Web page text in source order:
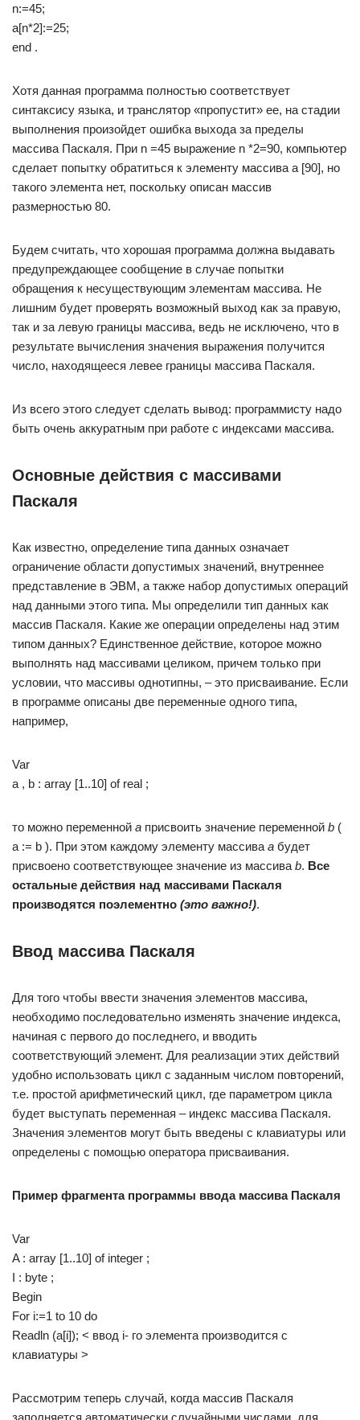
n:=45;
a[n*2]:=25;
end .
Хотя данная программа полностью соответствует
синтаксису языка, и транслятор «пропустит» ее, на стадии
выполнения произойдет ошибка выхода за пределы
массива Паскаля. При n =45 выражение n *2=90, компьютер
сделает попытку обратиться к элементу массива a [90], но
такого элемента нет, поскольку описан массив
размерностью 80.
Будем считать, что хорошая программа должна выдавать
предупреждающее сообщение в случае попытки
обращения к несуществующим элементам массива. Не
лишним будет проверять возможный выход как за правую,
так и за левую границы массива, ведь не исключено, что в
результате вычисления значения выражения получится
число, находящееся левее границы массива Паскаля.
Из всего этого следует сделать вывод: программисту надо
быть очень аккуратным при работе с индексами массива.
Основные действия с массивами
Паскаля
Как известно, определение типа данных означает
ограничение области допустимых значений, внутреннее
представление в ЭВМ, а также набор допустимых операций
над данными этого типа. Мы определили тип данных как
массив Паскаля. Какие же операции определены над этим
типом данных? Единственное действие, которое можно
выполнять над массивами целиком, причем только при
условии, что массивы однотипны, – это присваивание. Если
в программе описаны две переменные одного типа,
например,
Var
a , b : array [1..10] of real ;
то можно переменной a присвоить значение переменной b (
a := b ). При этом каждому элементу массива a будет
присвоено соответствующее значение из массива b. Все
остальные действия над массивами Паскаля
производятся поэлементно (это важно!).
Ввод массива Паскаля
Для того чтобы ввести значения элементов массива,
необходимо последовательно изменять значение индекса,
начиная с первого до последнего, и вводить
соответствующий элемент. Для реализации этих действий
удобно использовать цикл с заданным числом повторений,
т.е. простой арифметический цикл, где параметром цикла
будет выступать переменная – индекс массива Паскаля.
Значения элементов могут быть введены с клавиатуры или
определены с помощью оператора присваивания.
Пример фрагмента программы ввода массива Паскаля
Var
A : array [1..10] of integer ;
I : byte ;
Begin
For i:=1 to 10 do
Readln (a[i]); < ввод i- го элемента производится с
клавиатуры >
Рассмотрим теперь случай, когда массив Паскаля
заполняется автоматически случайными числами, для